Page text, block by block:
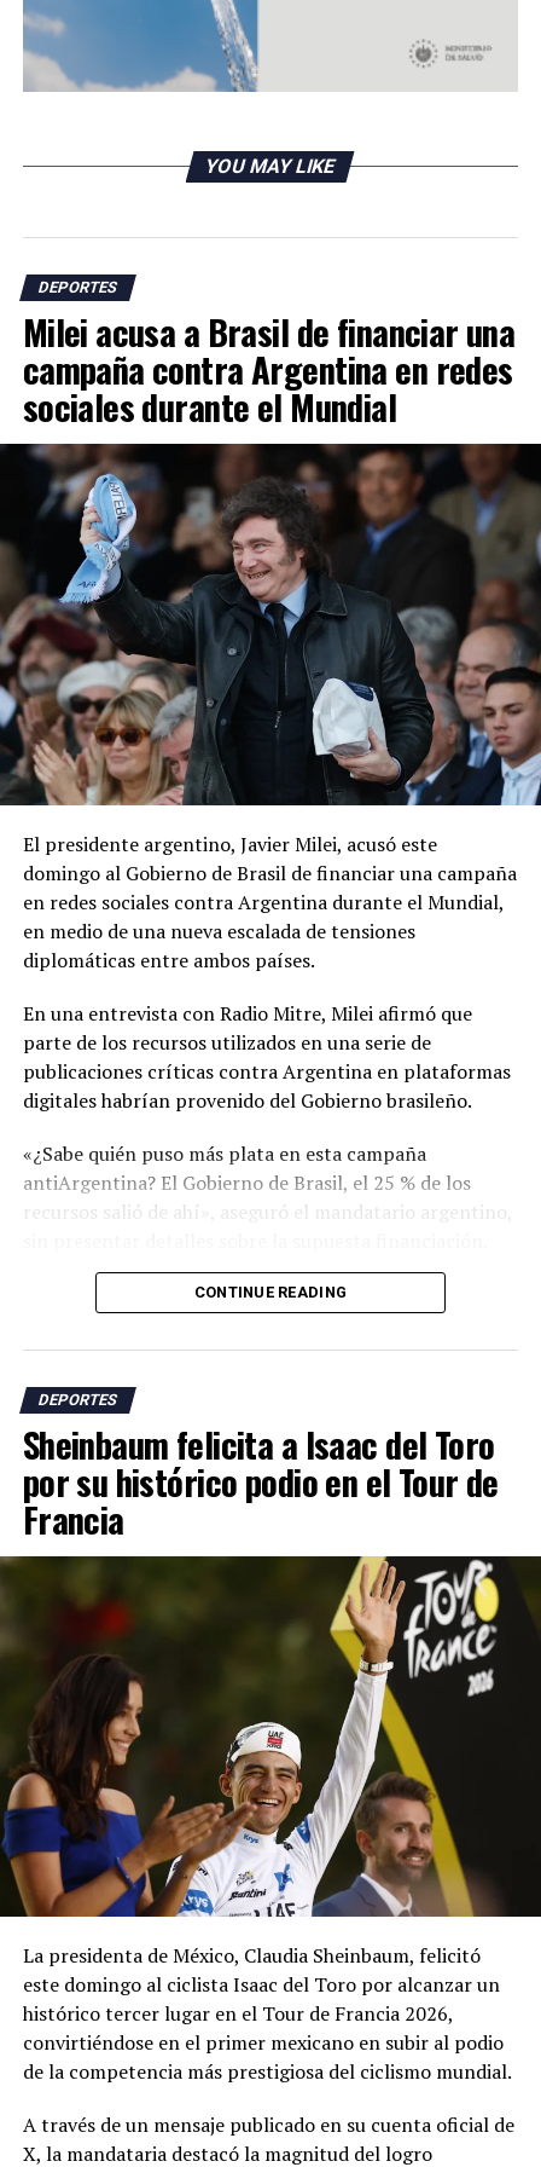
YOU MAY LIKE
DEPORTES
Milei acusa a Brasil de financiar una
campaña contra Argentina en redes
sociales durante el Mundial
El presidente argentino, Javier Milei, acusó este
domingo al Gobierno de Brasil de financiar una campaña
en redes sociales contra Argentina durante el Mundial,
en medio de una nueva escalada de tensiones
diplomáticas entre ambos países.
En una entrevista con Radio Mitre, Milei afirmó que
parte de los recursos utilizados en una serie de
publicaciones críticas contra Argentina en plataformas
digitales habrían provenido del Gobierno brasileño.
«¿Sabe quién puso más plata en esta campaña
antiArgentina? El Gobierno de Brasil, el 25 % de los
recursos salió de ahí», aseguró el mandatario argentino,
Milei se refirió a una campaña de críticas en redes
sociales que incluyó cuestionamientos sobre supuestas
ayudas arbitrales durante el torneo, el respaldo de
funcionarios israelíes a la selección argentina y
acusaciones sobre presuntas actitudes racistas en el
país sudamericano.
El presidente argentino sostuvo que los ataques
responden al papel que, según él, tiene Argentina en la
defensa de nuevas políticas económicas y libertarias en
«Hoy Argentina es un emblema de la libertad, por eso
todo el ataque mediático que hubo, porque estamos
Las declaraciones se produjeron horas después de que la
Cancillería brasileña convocara a consultas a su
embajador en Argentina, Julio Bitelli, debido a los
comentarios realizados por Milei contra el presidente
Durante un acto político del Partido Liberal (PL) en
CONTINUE READING
DEPORTES
Sheinbaum felicita a Isaac del Toro
por su histórico podio en el Tour de
Francia
La presidenta de México, Claudia Sheinbaum, felicitó
este domingo al ciclista Isaac del Toro por alcanzar un
histórico tercer lugar en el Tour de Francia 2026,
convirtiéndose en el primer mexicano en subir al podio
de la competencia más prestigiosa del ciclismo mundial.
A través de un mensaje publicado en su cuenta oficial de
X, la mandataria destacó la magnitud del logro